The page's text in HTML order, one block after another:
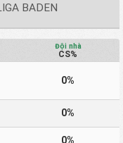
BADEN
Đội nhà
CS%
0%
0%
0%